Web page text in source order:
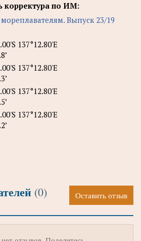
корректура по ИМ:
Выпуск 23/19
137°12.80'E
137°12.80'E
137°12.80'E
137°12.80'E
(0) Оставить отзыв